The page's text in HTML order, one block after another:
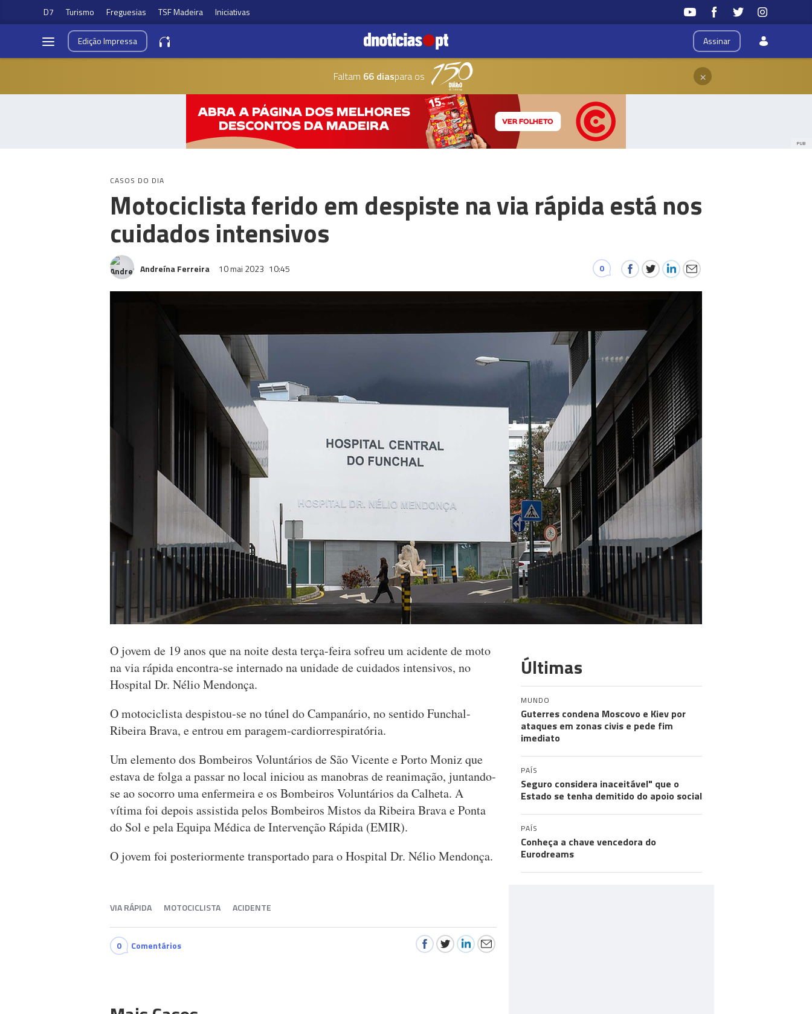
D7 Turismo Freguesias TSF Madeira Iniciativas
Assinar
EdiçãoImpressa
Faltam 66 diaspara os ×
PUB
CASOS DO DIA
Motociclista ferido em despiste na via rápida está nos
cuidados intensivos
Andreína Ferreira 10 mai 2023 10:45 0
O jovem de 19 anos que na noite desta terça-feira sofreu um acidente de moto
na via rápida encontra-se internado na unidade de cuidados intensivos, no
Hospital Dr. Nélio Mendonça.
O motociclista despistou-se no túnel do Campanário, no sentido Funchal-
Ribeira Brava, e entrou em paragem-cardiorrespiratória.
Um elemento dos Bombeiros Voluntários de São Vicente e Porto Moniz que
estava de folga a passar no local iniciou as manobras de reanimação, juntando-
se ao socorro uma enfermeira e os Bombeiros Voluntários da Calheta. A
vítima foi depois assistida pelos Bombeiros Mistos da Ribeira Brava e Ponta
do Sol e pela Equipa Médica de Intervenção Rápida (EMIR).
O jovem foi posteriormente transportado para o Hospital Dr. Nélio Mendonça.
VIA RÁPIDA MOTOCICLISTA ACIDENTE
0 Comentários
Últimas
MUNDO
Guterres condena Moscovo e Kiev por
ataques em zonas civis e pede fim
imediato
PAÍS
Seguro considera inaceitável" que o
Estado se tenha demitido do apoio social
PAÍS
Conheça a chave vencedora do
Eurodreams